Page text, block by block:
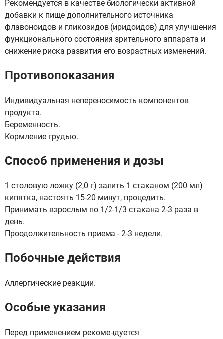
Рекомендуется в качестве биологически активной
добавки к пище дополнительного источника
флавоноидов и гликозидов (иридоидов) для улучшения
функционального состояния зрительного аппарата и
снижение риска развития его возрастных изменений.
Противопоказания
Индивидуальная непереносимость компонентов
продукта.
Беременность.
Кормление грудью.
Способ применения и дозы
1 столовую ложку (2,0 г) залить 1 стаканом (200 мл)
кипятка, настоять 15-20 минут, процедить.
Принимать взрослым по 1/2-1/3 стакана 2-3 раза в
день.
Проодолжительность приема - 2-3 недели.
Побочные действия
Аллергические реакции.
Особые указания
Перед применением рекомендуется